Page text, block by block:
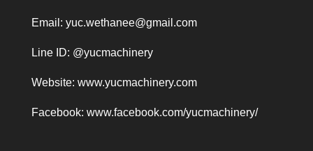
Email: yuc.wethanee@gmail.com
Line ID: @yucmachinery
Website: www.yucmachinery.com
Facebook: www.facebook.com/yucmachinery/